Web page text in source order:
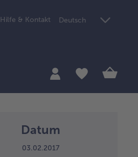
Hilfe & Kontakt Deutsch
Datum
03.02.2017